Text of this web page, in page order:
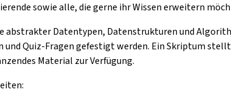
sowie alle, die gerne ihr Wissen erweitern
abstrakter Datentypen, Datenstrukturen und
Quiz-Fragen gefestigt werden. Ein Skriptum stellt
Material zur Verfügung.